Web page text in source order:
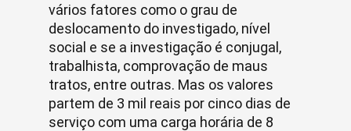
vários fatores como o grau de
deslocamento do investigado, nível
social e se a investigação é conjugal,
trabalhista, comprovação de maus
tratos, entre outras. Mas os valores
partem de 3 mil reais por cinco dias de
serviço com uma carga horária de 8